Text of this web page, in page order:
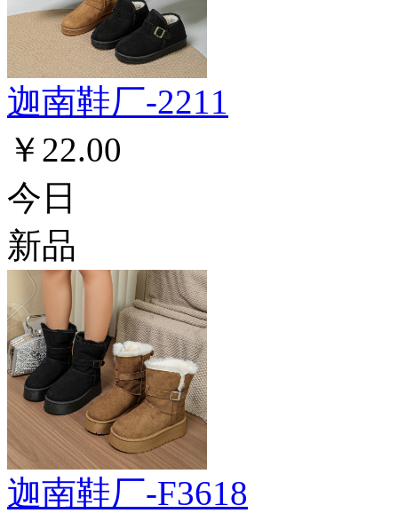
迦南鞋厂-2211
￥22.00
今日
新品
迦南鞋厂-F3618